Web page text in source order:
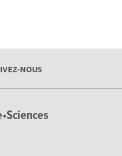
NOUS